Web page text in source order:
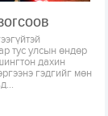
тус улсын өндөр
дахин
гэдгийг мөн